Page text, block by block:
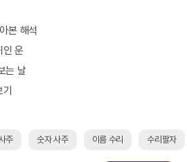
본 해석
인 운
는 날
주 숫자 사주 이름 수리 수리팔자